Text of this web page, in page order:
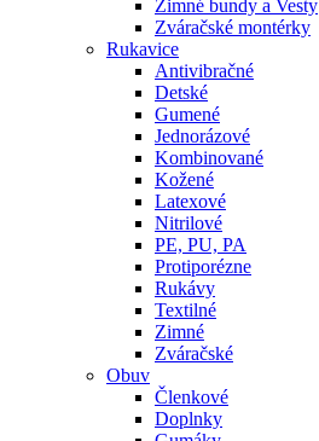
Zimné bundy a Vesty
Zváračské montérky
Rukavice
Antivibračné
Detské
Gumené
Jednorázové
Kombinované
Kožené
Latexové
Nitrilové
PE, PU, PA
Protiporézne
Rukávy
Textilné
Zimné
Zváračské
Obuv
Členkové
Doplnky